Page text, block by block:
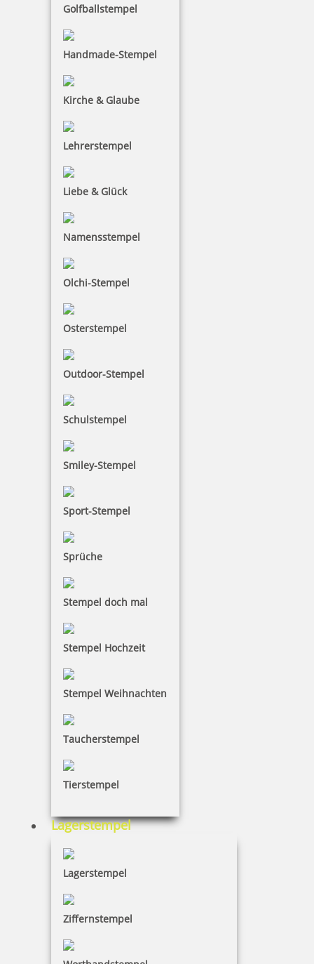
Golfballstempel
Handmade-Stempel
Kirche & Glaube
Lehrerstempel
Liebe & Glück
Namensstempel
Olchi-Stempel
Osterstempel
Outdoor-Stempel
Schulstempel
Smiley-Stempel
Sport-Stempel
Sprüche
Stempel doch mal
Stempel Hochzeit
Stempel Weihnachten
Taucherstempel
Tierstempel
Lagerstempel
Lagerstempel
Ziffernstempel